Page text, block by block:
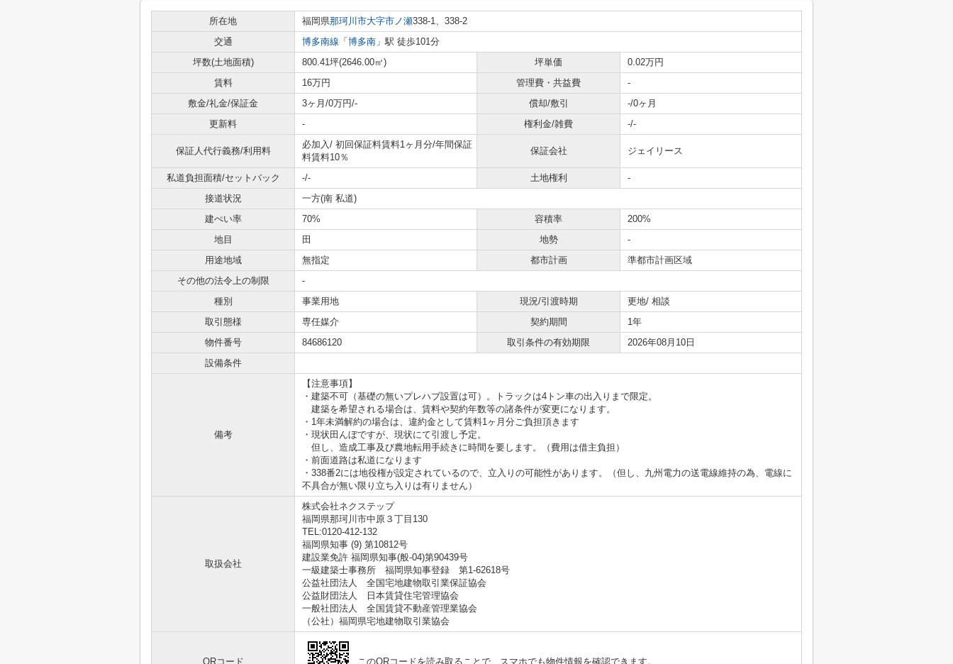
所在地 福岡県那珂川市大字市ノ瀬338-1、338-2
交通
博多南線 「 博多南 」駅 徒歩101分
坪数(土地面積)
800.41坪(2646.00㎡) 坪単価
0.02万円
賃料
16万円 管理費・共益費
-
敷金/礼金/保証金
3ヶ月/0万円/- 償却/敷引
-/0ヶ月
更新料
- 権利金/雑費 -/-
保証人代行義務/利用料
必加入/ 初回保証料賃料1ヶ月分/年間保証
料賃料10％
保証会社 ジェイリース
私道負担面積/セットバック -/- 土地権利
-
接道状況
一方(南 私道)
建ぺい率
70% 容積率
200%
地目
田 地勢
-
用途地域
無指定 都市計画
準都市計画区域
その他の法令上の制限
-
種別
事業用地 現況/引渡時期
更地/ 相談
取引態様
専任媒介 契約期間
1年
物件番号
84686120 取引条件の有効期限
2026年08月10日
設備条件
備考
【注意事項】
・建築不可（基礎の無いプレハブ設置は可）。トラックは4トン車の出入りまで限定。
建築を希望される場合は、賃料や契約年数等の諸条件が変更になります。
・1年未満解約の場合は、違約金として賃料1ヶ月分ご負担頂きます
・現状田んぼですが、現状にて引渡し予定。
但し、造成工事及び農地転用手続きに時間を要します。（費用は借主負担）
・前面道路は私道になります
・338番2には地役権が設定されているので、立入りの可能性があります。（但し、九州電力の送電線維持の為、電線に
不具合が無い限り立ち入りは有りません）
取扱会社
株式会社ネクステップ
福岡県那珂川市中原３丁目130
TEL:0120-412-132
福岡県知事 (9) 第10812号
建設業免許 福岡県知事(般-04)第90439号
一級建築士事務所 福岡県知事登録 第1-62618号
公益社団法人 全国宅地建物取引業保証協会
公益財団法人 日本賃貸住宅管理協会
一般社団法人 全国賃貸不動産管理業協会
（公社）福岡県宅地建物取引業協会
QRコード このQRコードを読み取ることで、スマホでも物件情報を確認できます。